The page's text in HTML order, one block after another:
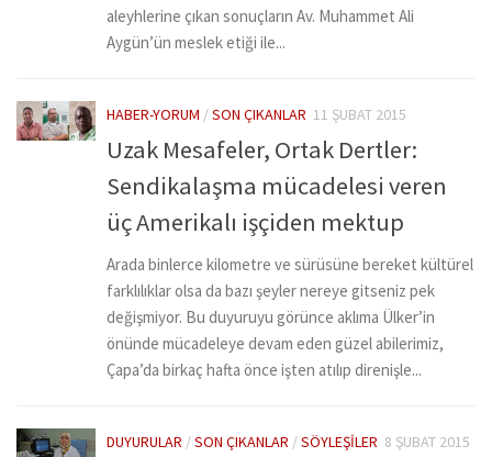
aleyhlerine çıkan sonuçların Av. Muhammet Ali
Aygün’ün meslek etiği ile...
HABER-YORUM /SON ÇIKANLAR 11 ŞUBAT 2015
Uzak Mesafeler, Ortak Dertler:
Sendikalaşma mücadelesi veren
üç Amerikalı işçiden mektup
Arada binlerce kilometre ve sürüsüne bereket kültürel
farklılıklar olsa da bazı şeyler nereye gitseniz pek
değişmiyor. Bu duyuruyu görünce aklıma Ülker’in
önünde mücadeleye devam eden güzel abilerimiz,
Çapa’da birkaç hafta önce işten atılıp direnişle...
DUYURULAR /SON ÇIKANLAR /SÖYLEŞILER 8 ŞUBAT 2015